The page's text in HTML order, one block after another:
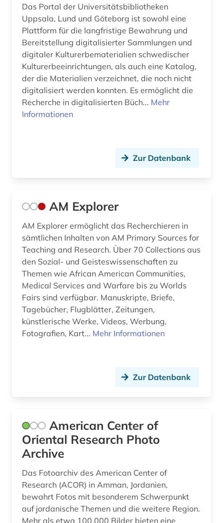
germanisches nationalmuseum (1)
germanistik (2)
geschichte (77)
geschichte 1000-2000 (1)
geschichte 1025-1150 (1)
geschichte 1600-1900 (1)
geschichte 3350 v.chr.-400 v.chr. (1)
geschichtsschreibung (1)
geschlechterforschung (2)
gesellschaft (2)
gesellschaftswissenschaften (1)
gesundheit (2)
gesundheitsberichterstattung (1)
globales lernen (1)
gotland (1)
grammatik (1)
griechenland (1)
Das Portal der Universitätsbibliotheken
Uppsala, Lund und Göteborg ist sowohl eine
Plattform für die langfristige Bewahrung und
Bereitstellung digitalisierter Sammlungen und
digitaler Kulturerbematerialien schwedischer
Kulturerbeeinrichtungen, als auch eine Katalog,
der die Materialien verzeichnet, die noch nicht
digitalisiert werden konnten. Es ermöglicht die
Recherche in digitalisierten Büch... Mehr
Informationen
Zur Datenbank
AM Explorer
AM Explorer ermöglicht das Recherchieren in
sämtlichen Inhalten von AM Primary Sources for
Teaching and Research. Über 70 Collections aus
den Sozial- und Geisteswissenschaften zu
Themen wie African American Communities,
Medical Services and Warfare bis zu Worlds
Fairs sind verfügbar. Manuskripte, Briefe,
Tagebücher, Flugblätter, Zeitungen,
künstlerische Werke, Videos, Werbung,
Fotografien, Kart... Mehr Informationen
Zur Datenbank
American Center of
Oriental Research Photo
Archive
Das Fotoarchiv des American Center of
Research (ACOR) in Amman, Jordanien,
bewahrt Fotos mit besonderem Schwerpunkt
auf jordanische Themen und die weitere Region.
Mehr als etwa 100.000 Bilder bieten eine